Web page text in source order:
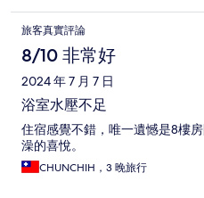
旅客真實評論
8/10 非常好
2024 年 7 月 7 日
浴室水壓不足
住宿感覺不錯，唯一遺憾是8樓
澡的喜悅。
CHUNCHIH，3 晚旅行